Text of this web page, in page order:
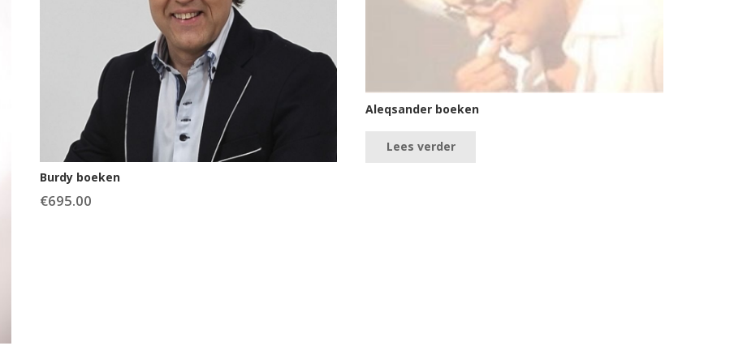
Burdy boeken
€695.00
Aleqsander boeken
Lees verder